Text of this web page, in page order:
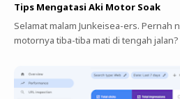
Tips Mengatasi Aki Motor Soak
Selamat malam Junkeisea-ers. Pernah
motornya tiba-tiba mati di tengah jalan?